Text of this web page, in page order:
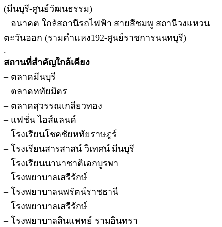
(มีนบุรี-ศูนย์วัฒนธรรม)
– อนาคต ใกล้สถานีรถไฟฟ้า สายสีชมพู สถานีวงแหวน
ตะวันออก (รามคำแหง192-ศูนย์ราชการนนทบุรี)
.
สถานที่สำคัญใกล้เคียง
– ตลาดมีนบุรี
– ตลาดหทัยมิตร
– ตลาดสุวรรณเกลียวทอง
– แฟชั่น ไอส์แลนด์
– โรงเรียนโชคชัยหทัยราษฎร์
– โรงเรียนสารสาสน์ วิเทศน์ มีนบุรี
– โรงเรียนนานาชาติเอกบูรพา
– โรงพยาบาลเสรีรักษ์
– โรงพยาบาลนพรัตน์ราชธานี
– โรงพยาบาลเสรีรักษ์
– โรงพยาบาลสินแพทย์ รามอินทรา